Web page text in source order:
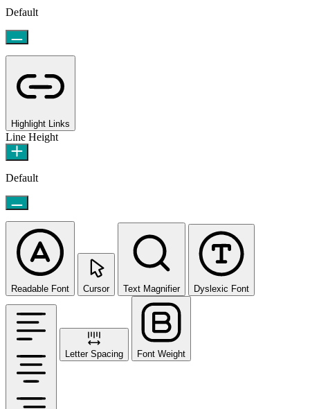
Default
Highlight Links
Line Height
Default
Readable Font Cursor Text Magnifier Dyslexic Font
Letter Spacing Font Weight